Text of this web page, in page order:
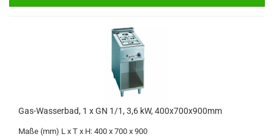
Gas-Wasserbad, 1 x GN 1/1, 3,6 kW, 400x700x900mm
Maße (mm) L x T x H: 400 x 700 x 900